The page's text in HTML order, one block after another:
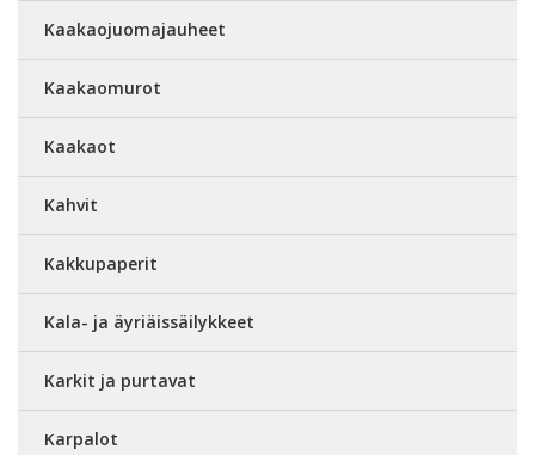
Kaakaojuomajauheet
Kaakaomurot
Kaakaot
Kahvit
Kakkupaperit
Kala- ja äyriäissäilykkeet
Karkit ja purtavat
Karpalot